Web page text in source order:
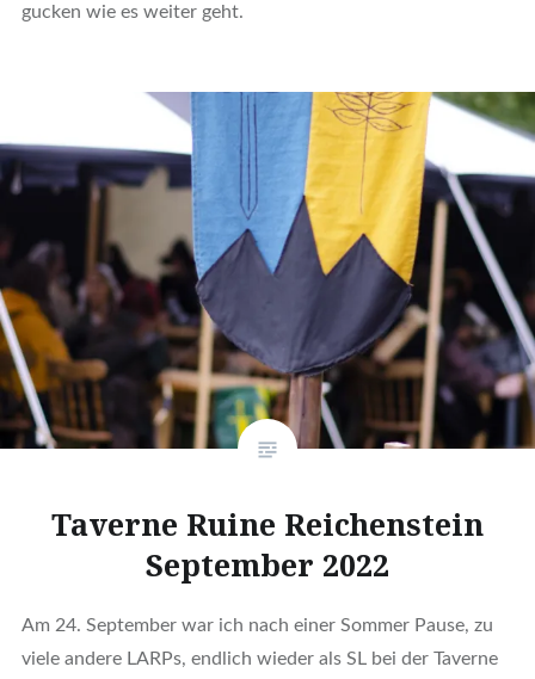
gucken wie es weiter geht.
Taverne Ruine Reichenstein
September 2022
Am 24. September war ich nach einer Sommer Pause, zu
viele andere LARPs, endlich wieder als SL bei der Taverne